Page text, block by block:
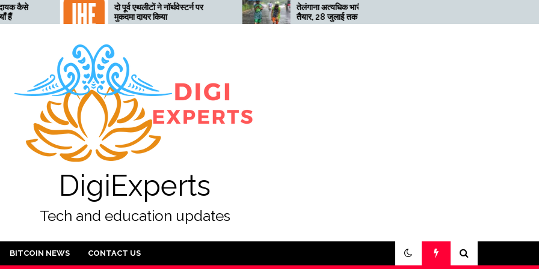
दो पूर्व एथलीटों ने नॉर्थवेस्टर्न पर
मुकदमा दायर किया
तेलंगाना अत्यधिक भारी बारिश के लिए
तैयार, 28 जुलाई तक ‘रेड’ अलर्ट जारी
हुई तो खनन लाभदायक नहीं है
DigiExperts
Tech and education updates
BITCOIN NEWS CONTACT US